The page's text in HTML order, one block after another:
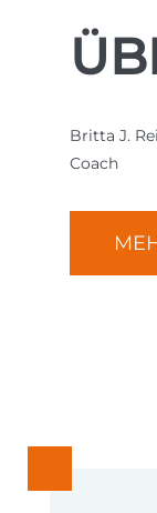
Britta J.
Coach